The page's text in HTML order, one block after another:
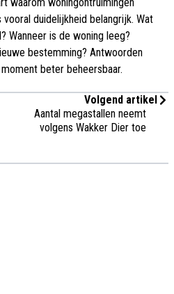
waarom woningontruimingen
duidelijkheid belangrijk. Wat
Wanneer is de woning leeg?
bestemming? Antwoorden
beter beheersbaar.
Volgend artikel
Aantal megastallen neemt
volgens Wakker Dier toe